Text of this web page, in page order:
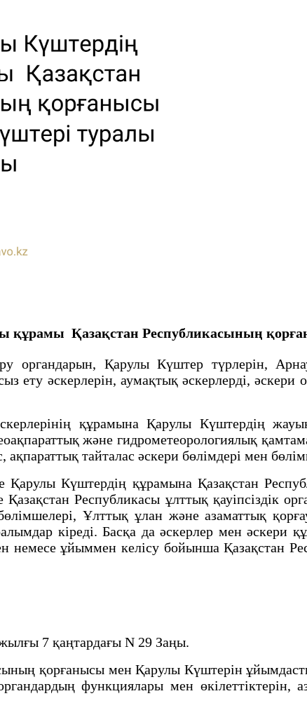
құрамы Қазақстан Республикасының
Қарулы Күштер түрлерiн,
ету əскерлерін, аумақтық əскерлерді,
құрамына Қарулы Күштердің
жəне гидрометеорологиялық
тайталас əскери бөлімдері мен
Күштердің құрамына Қазақстан
Республикасы ұлттық қауіпсіздік
Ұлттық ұлан жəне азаматтық
кiредi. Басқа да əскерлер мен
немесе ұйыммен келісу бойынша Қазақстан
7 қаңтардағы N 29 Заңы.
қорғанысы мен Қарулы Күштерін
функциялары мен